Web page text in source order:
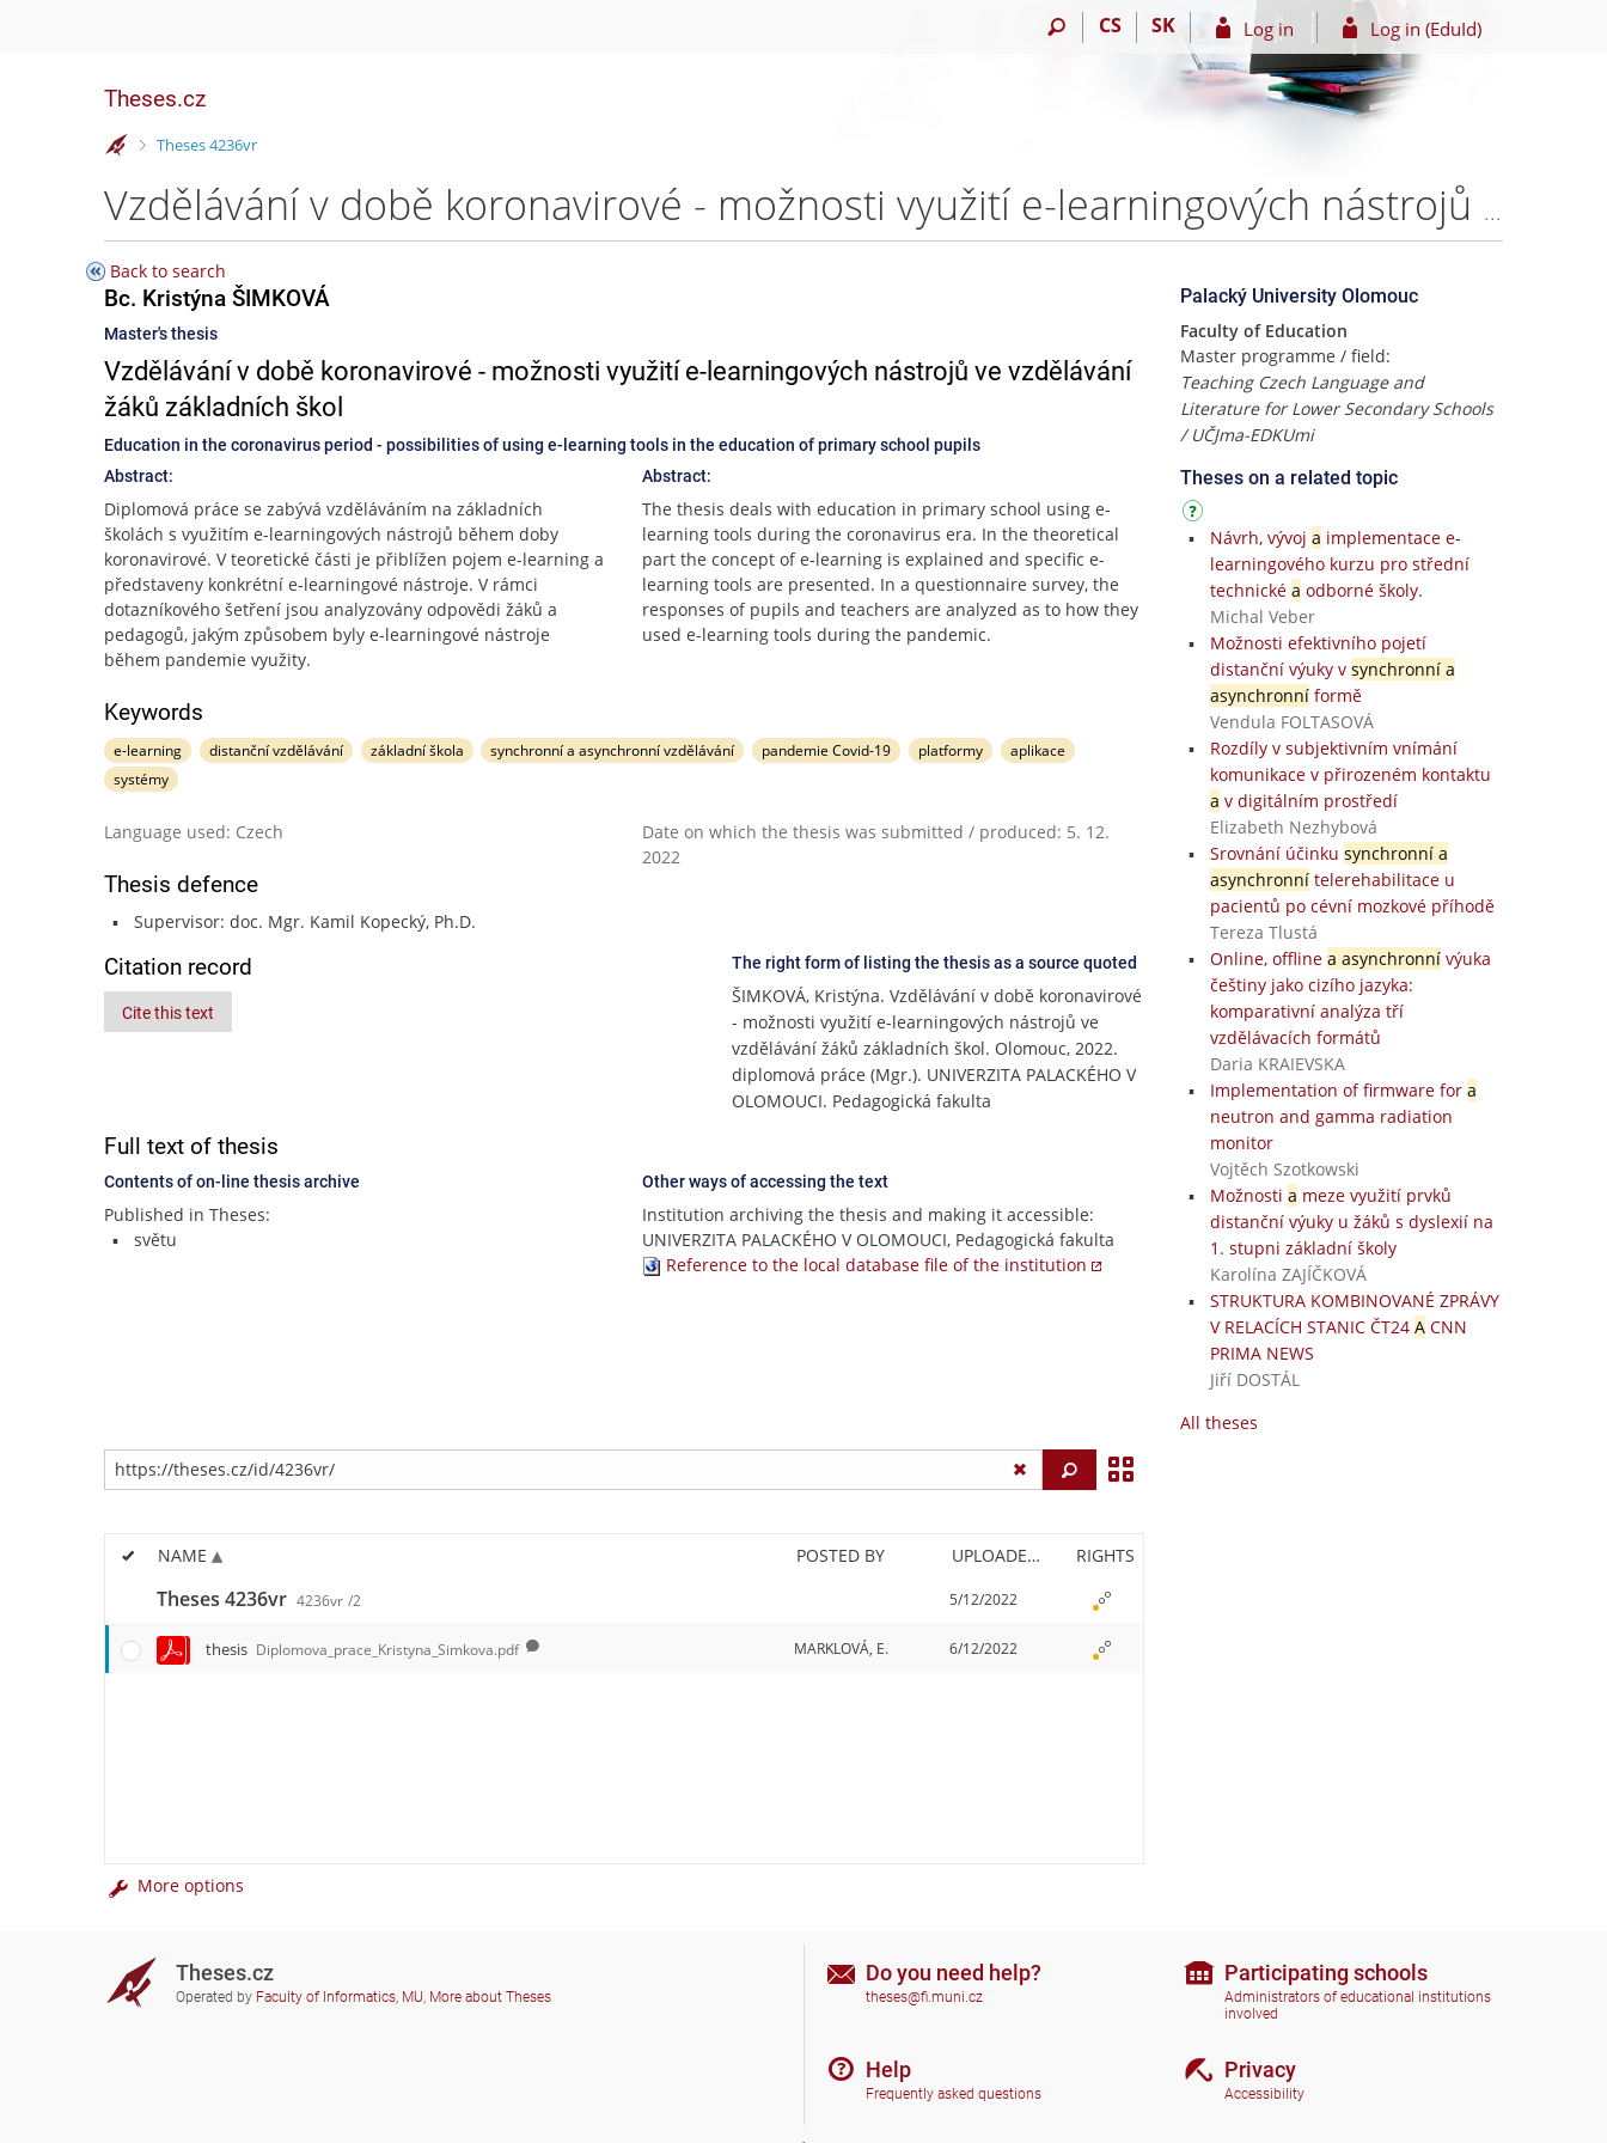
CS SK Log in Log in (EduId)
Theses.cz
>
Theses 4236vr
Vzdělávání v době koronavirové - možnosti využití e-learningových nástrojů ve vzdělávání žáků základních škol – Bc. Kristýna ŠIMKOVÁ
Back to search
Bc. Kristýna ŠIMKOVÁ
Master's thesis
Vzdělávání v době koronavirové - možnosti využití e-learningových nástrojů ve vzdělávání
žáků základních škol
Education in the coronavirus period - possibilities of using e-learning tools in the education of primary school pupils
Abstract:
Diplomová práce se zabývá vzděláváním na základních
školách s využitím e-learningových nástrojů během doby
koronavirové. V teoretické části je přiblížen pojem e-learning a
představeny konkrétní e-learningové nástroje. V rámci
dotazníkového šetření jsou analyzovány odpovědi žáků a
pedagogů, jakým způsobem byly e-learningové nástroje
během pandemie využity.
Abstract:
The thesis deals with education in primary school using e-
learning tools during the coronavirus era. In the theoretical
part the concept of e-learning is explained and specific e-
learning tools are presented. In a questionnaire survey, the
responses of pupils and teachers are analyzed as to how they
used e-learning tools during the pandemic.
Keywords
e-learning distanční vzdělávání základní škola synchronní a asynchronní vzdělávání pandemie Covid-19 platformy
aplikace
systémy
Language used: Czech
Date on which the thesis was submitted / produced: 5. 12.
2022
Thesis defence
Supervisor: doc. Mgr. Kamil Kopecký, Ph.D.
Citation record
Cite this text
The right form of listing the thesis as a source quoted
ŠIMKOVÁ, Kristýna. Vzdělávání v době koronavirové
- možnosti využití e-learningových nástrojů ve
vzdělávání žáků základních škol. Olomouc, 2022.
diplomová práce (Mgr.). UNIVERZITA PALACKÉHO V
OLOMOUCI. Pedagogická fakulta
Full text of thesis
Contents of on-line thesis archive
Published in Theses:
světu
Other ways of accessing the text
Institution archiving the thesis and making it accessible:
UNIVERZITA PALACKÉHO V OLOMOUCI, Pedagogická fakulta
Reference to the local database file of the institution
Palacký University Olomouc
Faculty of Education
Master programme / field:
Teaching Czech Language and
Literature for Lower Secondary Schools
/ UČJma-EDKUmi
Theses on a related topic
Návrh, vývoj a implementace e-
learningového kurzu pro střední
technické a odborné školy.
Michal Veber
Možnosti efektivního pojetí
distanční výuky v synchronní a
asynchronníformě
Vendula FOLTASOVÁ
Rozdíly v subjektivním vnímání
komunikace v přirozeném kontaktu
a v digitálním prostředí
Elizabeth Nezhybová
Srovnání účinku synchronní a
asynchronnítelerehabilitace u
pacientů po cévní mozkové příhodě
Tereza Tlustá
Online, offline a asynchronnívýuka
češtiny jako cizího jazyka:
komparativní analýza tří
vzdělávacích formátů
Daria KRAIEVSKA
Implementation of firmware for a
neutron and gamma radiation
monitor
Vojtěch Szotkowski
Možnosti a meze využití prvků
distanční výuky u žáků s dyslexií na
1. stupni základní školy
Karolína ZAJÍČKOVÁ
STRUKTURA KOMBINOVANÉ ZPRÁVY
V RELACÍCH STANIC ČT24 ACNN
PRIMA NEWS
Jiří DOSTÁL
All theses
Find
NAME POSTED BY UPLOADED/CREATED RIGHTS
Theses 4236vr 4236vr /2 5/12/2022
thesis Diplomova_prace_Kristyna_Simkova.pdf MARKLOVÁ, E. 6/12/2022
More options
Theses.cz
Operated by Faculty of Informatics, MU, More about Theses
Do you need help?
theses@fi.muni.cz
Help
Frequently asked questions
Participating schools
Administrators of educational institutions
involved
Privacy
Accessibility